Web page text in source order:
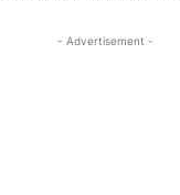
- Advertisement -